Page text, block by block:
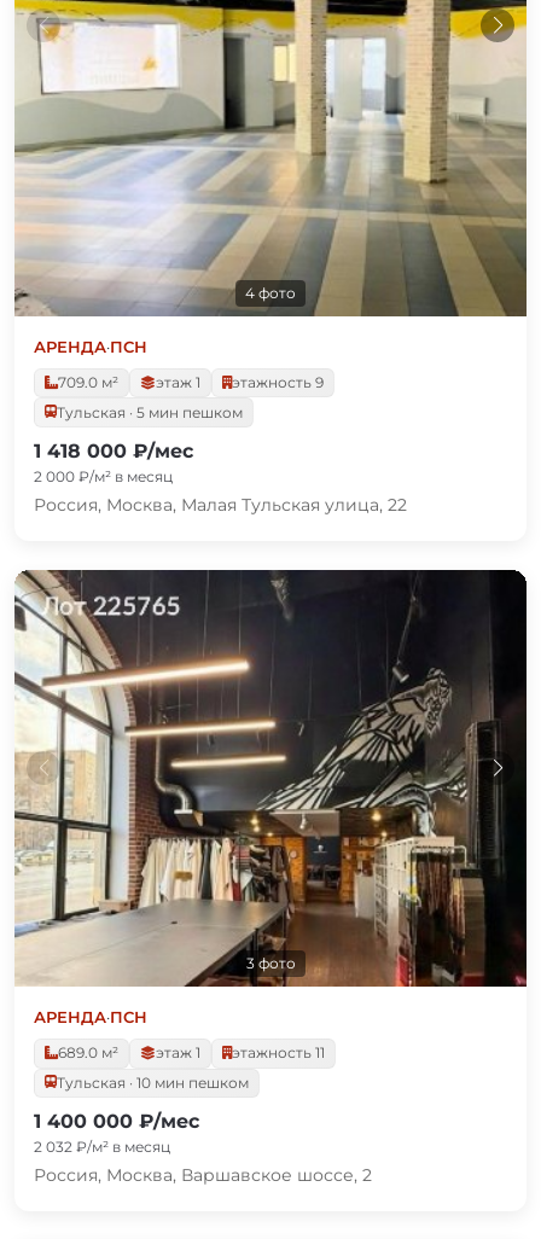
4 фото
АРЕНДА·ПСН
709.0 м²
этаж 1
этажность 9
Тульская · 5 мин пешком
1 418 000 ₽/мес
2 000 ₽/м² в месяц
Россия, Москва, Малая Тульская улица, 22
3 фото
АРЕНДА·ПСН
689.0 м²
этаж 1
этажность 11
Тульская · 10 мин пешком
1 400 000 ₽/мес
2 032 ₽/м² в месяц
Россия, Москва, Варшавское шоссе, 2